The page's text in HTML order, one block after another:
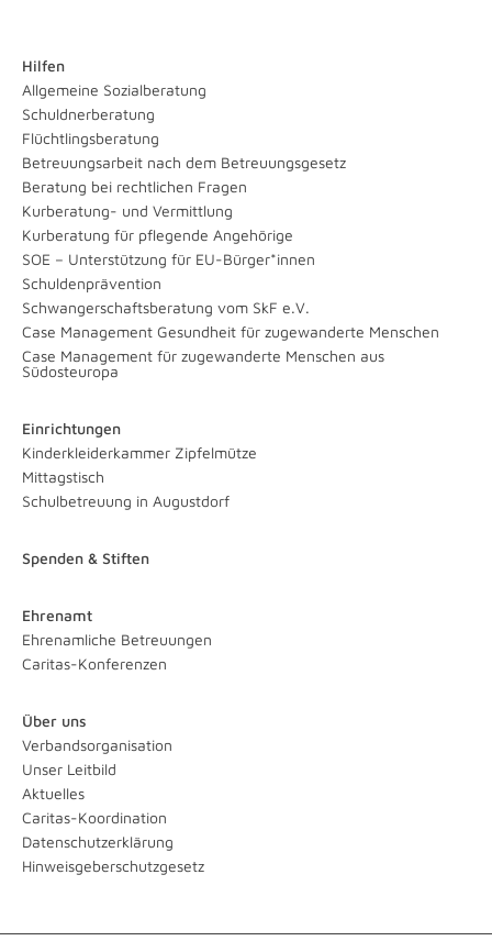
Hilfen
Allgemeine Sozialberatung
Schuldnerberatung
Flüchtlingsberatung
Betreuungsarbeit nach dem Betreuungsgesetz
Beratung bei rechtlichen Fragen
Kurberatung- und Vermittlung
Kurberatung für pflegende Angehörige
SOE – Unterstützung für EU-Bürger*innen
Schuldenprävention
Schwangerschaftsberatung vom SkF e.V.
Case Management Gesundheit für zugewanderte Menschen
Case Management für zugewanderte Menschen aus
Südosteuropa
Einrichtungen
Kinderkleiderkammer Zipfelmütze
Mittagstisch
Schulbetreuung in Augustdorf
Spenden & Stiften
Ehrenamt
Ehrenamliche Betreuungen
Caritas-Konferenzen
Über uns
Verbandsorganisation
Unser Leitbild
Aktuelles
Caritas-Koordination
Datenschutzerklärung
Hinweisgeberschutzgesetz